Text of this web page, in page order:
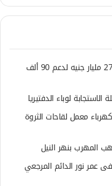
نفرة الإحسان الخامسة بالقضارف.. أكثر من 27 مليار جنيه لدعم 90 ألف
تأهيل كهرباء معمل لقاحات الثروة
مستشفى عمر نور الدائم المرجعي